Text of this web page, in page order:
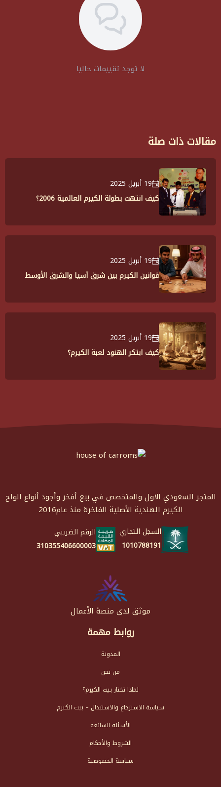
لا توجد تقييمات حاليا
مقالات ذات صلة
19 أبريل 2025
كيف انتهت بطولة الكيرم العالمية 2006؟
19 أبريل 2025
قوانين الكيرم بين شرق آسيا والشرق الأوسط
19 أبريل 2025
كيف ابتكر الهنود لعبة الكيرم؟
روابط مهمة
المدونة
من نحن
لماذا تختار بيت الكيرم؟
سياسة الاسترجاع والاستبدال – بيت الكيرم
الأسئلة الشائعة
الشروط والأحكام
سياسة الخصوصية
المتجر السعودي الاول والمتخصص في بيع أفخر وأجود أنواع الواح
الكيرم الهندية الأصلية الفاخرة منذ عام2016
السجل التجاري
1010788191
الرقم الضريبي
310355406600003
موثق لدى منصة الأعمال